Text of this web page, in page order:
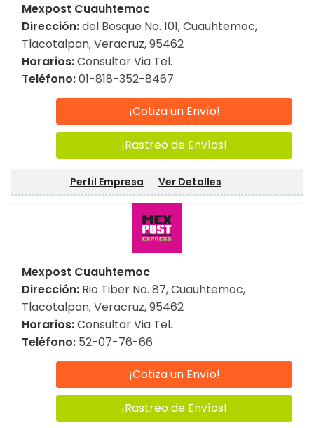
Mexpost Cuauhtemoc
Dirección:del Bosque No. 101, Cuauhtemoc,
Tlacotalpan, Veracruz, 95462
Horarios:Consultar Via Tel.
Teléfono:01-818-352-8467
¡Cotiza un Envío!
¡Rastreo de Envíos!
Perfil Empresa Ver Detalles
Mexpost Cuauhtemoc
Dirección: Rio Tiber No. 87, Cuauhtemoc,
Tlacotalpan, Veracruz, 95462
Horarios:Consultar Via Tel.
Teléfono: 52-07-76-66
¡Cotiza un Envío!
¡Rastreo de Envíos!